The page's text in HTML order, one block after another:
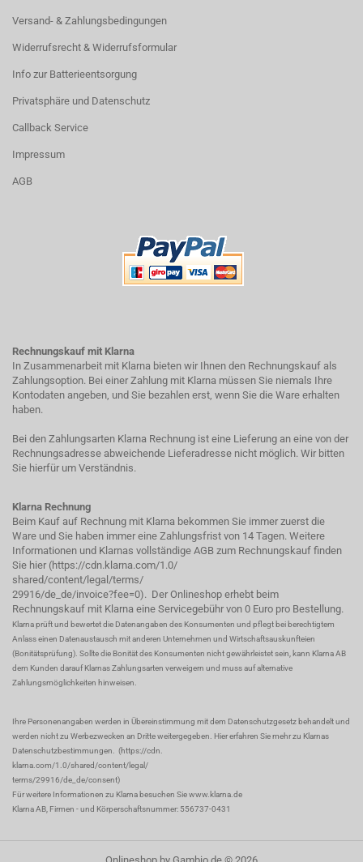
Versand- & Zahlungsbedingungen
Widerrufsrecht & Widerrufsformular
Info zur Batterieentsorgung
Privatsphäre und Datenschutz
Callback Service
Impressum
AGB
Rechnungskauf mit Klarna
In Zusammenarbeit mit Klarna bieten wir Ihnen den Rechnungskauf als
Zahlungsoption. Bei einer Zahlung mit Klarna müssen Sie niemals Ihre
Kontodaten angeben, und Sie bezahlen erst, wenn Sie die Ware erhalten
haben.
Bei den Zahlungsarten Klarna Rechnung ist eine Lieferung an eine von der
Rechnungsadresse abweichende Lieferadresse nicht möglich. Wir bitten
Sie hierfür um Verständnis.
Klarna Rechnung
Beim Kauf auf Rechnung mit Klarna bekommen Sie immer zuerst die
Ware und Sie haben immer eine Zahlungsfrist von 14 Tagen. Weitere
Informationen und Klarnas vollständige AGB zum Rechnungskauf finden
Sie hier (https://cdn.klarna.com/1.0/
shared/content/legal/terms/
29916/de_de/invoice?fee=0). Der Onlineshop erhebt beim
Rechnungskauf mit Klarna eine Servicegebühr von 0 Euro pro Bestellung.
Klarna prüft und bewertet die Datenangaben des Konsumenten und pflegt bei berechtigtem
Anlass einen Datenaustausch mit anderen Unternehmen und Wirtschaftsauskunfteien
(Bonitätsprüfung). Sollte die Bonität des Konsumenten nicht gewährleistet sein, kann Klarna AB
dem Kunden darauf Klarnas Zahlungsarten verweigern und muss auf alternative
Zahlungsmöglichkeiten hinweisen.
Ihre Personenangaben werden in Übereinstimmung mit dem Datenschutzgesetz behandelt und
werden nicht zu Werbezwecken an Dritte weitergegeben. Hier erfahren Sie mehr zu Klarnas
Datenschutzbestimmungen.
(https://cdn.
klarna.com/1.0/shared/content/legal/
terms/29916/de_de/consent)
Für weitere Informationen zu Klarna besuchen Siewww.klarna.de
Klarna AB, Firmen - und Körperschaftsnummer: 556737-0431